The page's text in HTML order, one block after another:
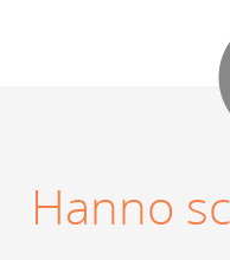
Hanno